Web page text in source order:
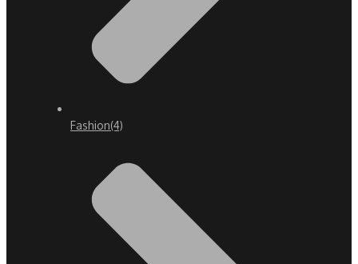
Fashion(4)